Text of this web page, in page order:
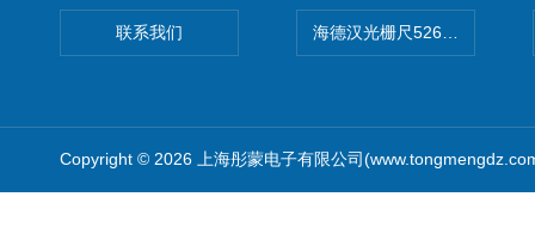
联系我们 海德汉光栅尺526974-09
Copyright © 2026 上海彤蒙电子有限公司